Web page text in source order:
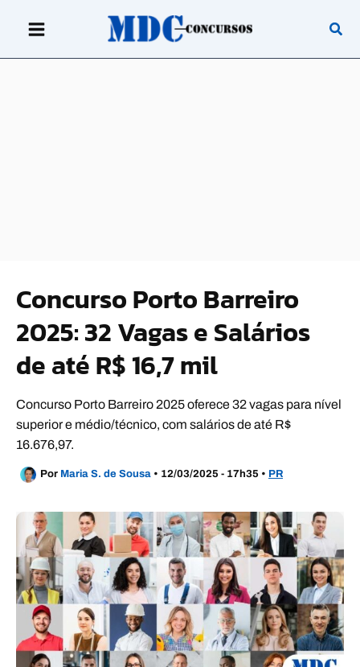
Concurso Porto Barreiro
2025: 32 Vagas e Salários
de até R$ 16,7 mil
Concurso Porto Barreiro 2025 oferece 32 vagas para nível
superior e médio/técnico, com salários de até R$
16.676,97.
Por Maria S. de Sousa • 12/03/2025 - 17h35 • PR